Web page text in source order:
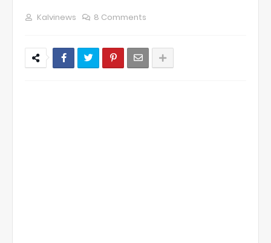
Kalvinews 8 Comments